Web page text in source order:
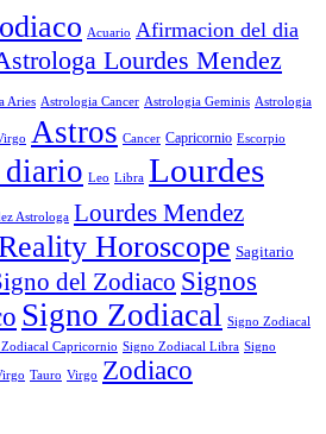
Acuario Afirmacion del dia
Lourdes Mendez
Aries Astrologia Cancer Astrologia Geminis Astrologia
Astros Cancer Capricornio Escorpio
diario Leo Libra Lourdes
Astrologa Lourdes Mendez
Horoscope Sagitario
del Zodiaco Signos
Signo Zodiacal Signo Zodiacal
Capricornio Signo Zodiacal Libra Signo
Tauro Virgo Zodiaco